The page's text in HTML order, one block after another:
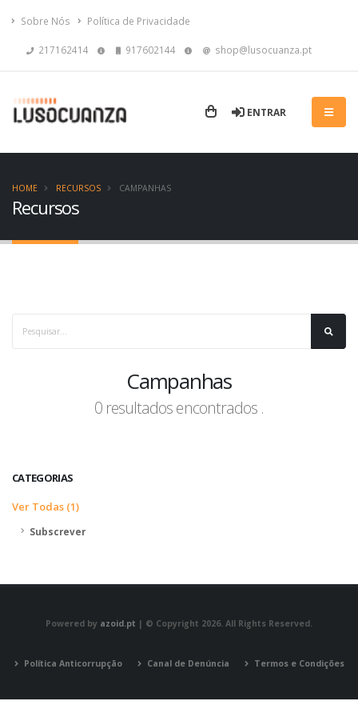
Sobre Nós Política de Privacidade
217162414 917602144 shop@lusocuanza.pt
ENTRAR
Recursos
HOME RECURSOS CAMPANHAS
Campanhas
0 resultados encontrados .
CATEGORIAS
Ver Todas (1)
Subscrever
Powered by azoid.pt | © Copyright 2026. All Rights Reserved.
Política Anticorrupção Canal de Denúncia Termos e Condições